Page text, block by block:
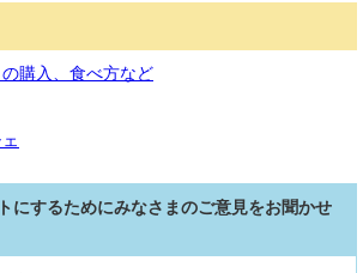
の購入、食べ方など
にするためにみなさまのご意見をお聞かせ